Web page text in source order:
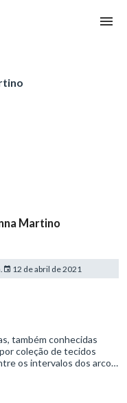
Martino
12 de abril de 2021
também conhecidas
coleção de tecidos
os intervalos dos arcos
As amigdalites